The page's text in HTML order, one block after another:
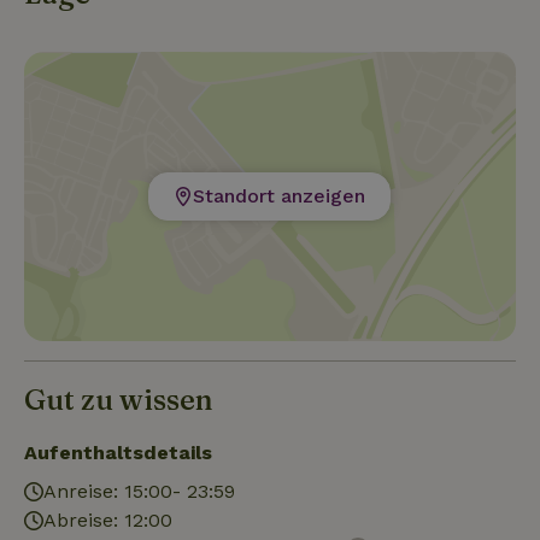
Luckau/Uckro. Hier gebe ich gerne Tipps.
Standort anzeigen
Gut zu wissen
Aufenthaltsdetails
Anreise: 15:00- 23:59
Abreise: 12:00